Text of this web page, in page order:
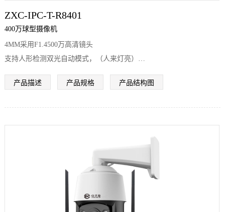
ZXC-IPC-T-R8401
400万球型摄像机
4MM采用F1.4500万高清镜头
支持人形检测双光自动模式，（人来灯亮）
荐监控距离5-60米
产品描述 产品规格 产品结构图